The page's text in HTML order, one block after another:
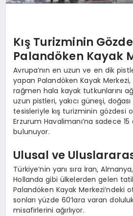
Kış Turizminin
Palandöken Kayak
Avrupa’nın en uzun ve en dik
yapan Palandöken Kayak
rağmen hala kayak tutkunlarını
uzun pistleri, yakıcı güneşi,
tesisleriyle kış turizminin gözdesi
Erzurum Havalimanı’na sadece 15
bulunuyor.
Ulusal ve
Türkiye’nin yanı sıra İran, Almanya,
Hollanda gibi ülkelerden gelen
Palandöken Kayak Merkezi’ndeki
sonları yüzde 60’lara varan
misafirlerini ağırlıyor.